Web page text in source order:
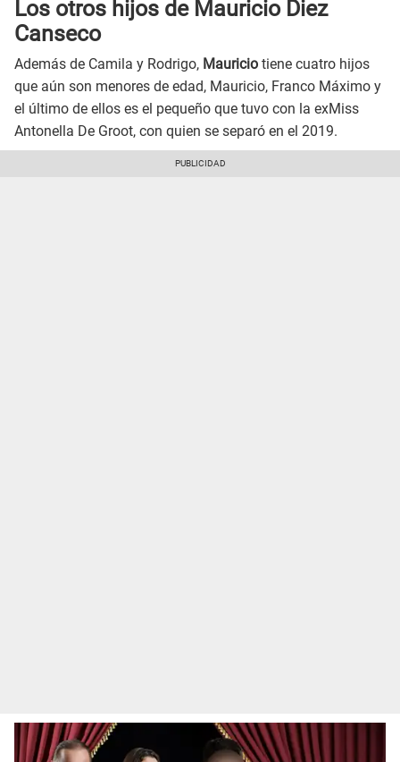
Los otros hijos de Mauricio Diez
Canseco
Además de Camila y Rodrigo, Mauricio tiene cuatro hijos
que aún son menores de edad, Mauricio, Franco Máximo y
el último de ellos es el pequeño que tuvo con la exMiss
Antonella De Groot, con quien se separó en el 2019.